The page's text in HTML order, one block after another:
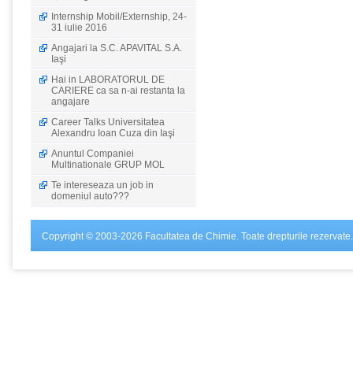
Internship Mobil/Externship, 24-
31 iulie 2016
Angajari la S.C. APAVITAL S.A.
Iaşi
Hai in LABORATORUL DE
CARIERE ca sa n-ai restanta la
angajare
Career Talks Universitatea
Alexandru Ioan Cuza din Iaşi
Anuntul Companiei
Multinationale GRUP MOL
Te intereseaza un job in
domeniul auto???
Copyright © 2003-2026 Facultatea de Chimie. Toate drepturile